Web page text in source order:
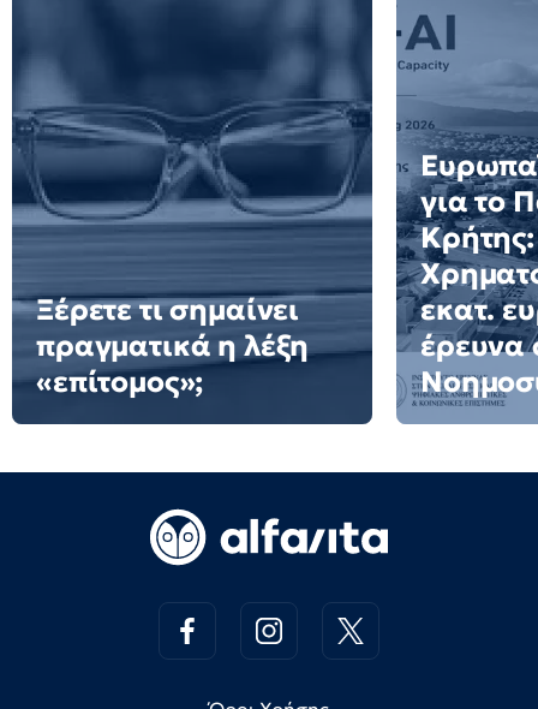
Ξέρετε τι σημαίνει
πραγματικά η λέξη
«επίτομος»;
για το
Κρήτης:
εκατ.
έρευνα